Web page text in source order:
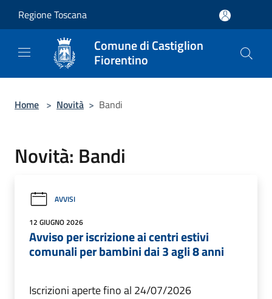
Regione Toscana
Comune di Castiglion
Fiorentino
Home > Novità > Bandi
Novità: Bandi
AVVISI
12 GIUGNO 2026
Avviso per iscrizione ai centri estivi
comunali per bambini dai 3 agli 8 anni
Iscrizioni aperte fino al 24/07/2026